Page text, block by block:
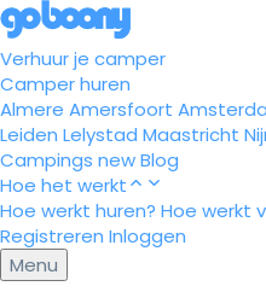
Verhuur je camper
Camper huren
Almere Amersfoort
Leiden Lelystad Maastricht
Campings newBlog
Hoe het werkt
Hoe werkt huren? Hoe werkt
Registreren Inloggen
Menu